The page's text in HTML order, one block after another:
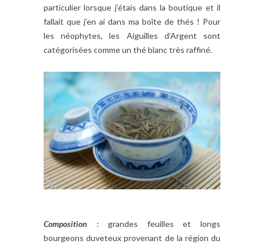
particulier lorsque j’étais dans la boutique et il
fallait que j’en ai dans ma boîte de thés ! Pour
les néophytes, les Aiguilles d’Argent sont
catégorisées comme un thé blanc très raffiné.
Composition : grandes feuilles et longs
bourgeons duveteux provenant de la région du